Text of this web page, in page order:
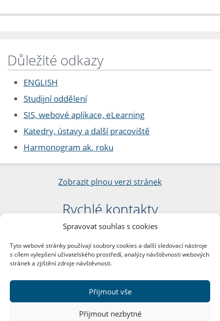
Spravovat souhlas s cookies
Tyto webové stránky používají soubory cookies a další sledovací nástroje
s cílem vylepšení uživatelského prostředí, analýzy návštěvnosti webových
stránek a zjištění zdroje návštěvnosti.
Přijmout vše
Přijmout nezbytné
Důležité odkazy
ENGLISH
Studijní oddělení
SIS, webové aplikace, eLearning
Katedry, ústavy a další pracoviště
Harmonogram ak. roku
Zobrazit plnou verzi stránek
Rychlé kontakty
Filozofická fakulta
nám. Jana Palacha 1/2
116 38 Praha 1
DIČ: CZ00216208
Další kontakty